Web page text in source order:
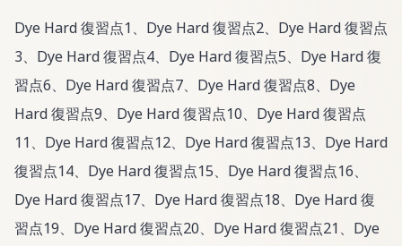
Dye Hard 復習点1、Dye Hard 復習点2、Dye Hard 復習点
3、Dye Hard 復習点4、Dye Hard 復習点5、Dye Hard 復
習点6、Dye Hard 復習点7、Dye Hard 復習点8、Dye
Hard 復習点9、Dye Hard 復習点10、Dye Hard 復習点
11、Dye Hard 復習点12、Dye Hard 復習点13、Dye Hard
復習点14、Dye Hard 復習点15、Dye Hard 復習点16、
Dye Hard 復習点17、Dye Hard 復習点18、Dye Hard 復
習点19、Dye Hard 復習点20、Dye Hard 復習点21、Dye